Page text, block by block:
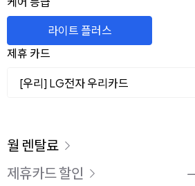
라이트 플러스
제휴 카드
[우리] LG전자 우리카드
이용 요금
월 렌탈료
제휴카드 할인